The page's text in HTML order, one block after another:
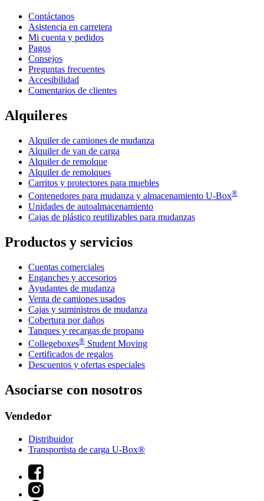
Contáctanos
Asistencia en carretera
Mi cuenta y pedidos
Pagos
Consejos
Preguntas frecuentes
Accesibilidad
Comentarios de clientes
Alquileres
Alquiler de camiones de mudanza
Alquiler de van de carga
Alquiler de remolque
Alquiler de remolques
Carritos y protectores para muebles
Contenedores para mudanza y almacenamiento U-Box®
Unidades de autoalmacenamiento
Cajas de plástico reutilizables para mudanzas
Productos y servicios
Cuentas comerciales
Enganches y accesorios
Ayudantes de mudanza
Venta de camiones usados
Cajas y suministros de mudanza
Cobertura por daños
Tanques y recargas de propano
Collegeboxes® Student Moving
Certificados de regalos
Descuentos y ofertas especiales
Asociarse con nosotros
Vendedor
Distribuidor
Transportista de carga U-Box®